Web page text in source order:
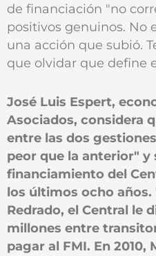
de financiación "no
positivos genuinos. No
una acción que subió.
que olvidar que define
José Luis Espert,
Asociados, considera
entre las dos
peor que la anterior" y
financiamiento del
los últimos ocho años.
Redrado, el Central le
millones entre
pagar al FMI. En 2010,